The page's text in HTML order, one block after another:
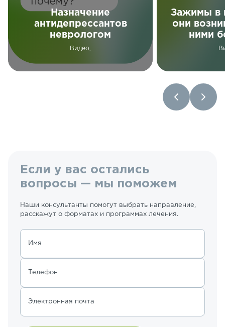
Назначение
антидепрессантов
неврологом
Видео,
Зажимы в
они
ними
Если у вас остались
вопросы — мы поможем
Наши консультанты помогут выбрать направление,
расскажут о форматах и программах лечения.
Имя
Телефон
Электронная почта